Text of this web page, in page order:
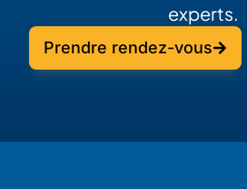
experts.
Prendre rendez-vous